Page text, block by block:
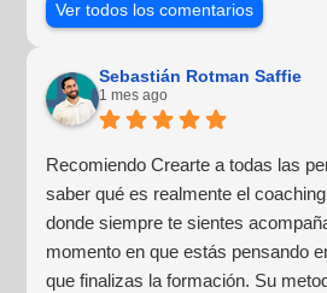
Ver todos los comentarios
Sebastián Rotman Saffie
1 mes ago
Recomiendo Crearte a todas las
saber qué es realmente el
donde siempre te sientes
momento en que estás pensando
que finalizas la formación. Su